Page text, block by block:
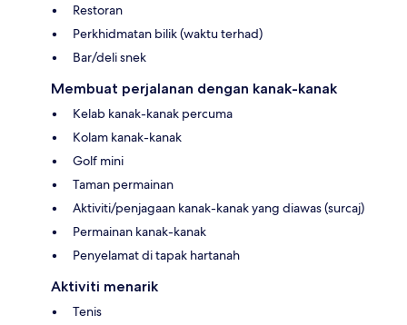
Restoran
Perkhidmatan bilik (waktu terhad)
Bar/deli snek
Membuat perjalanan dengan kanak-kanak
Kelab kanak-kanak percuma
Kolam kanak-kanak
Golf mini
Taman permainan
Aktiviti/penjagaan kanak-kanak yang diawas (surcaj)
Permainan kanak-kanak
Penyelamat di tapak hartanah
Aktiviti menarik
Tenis